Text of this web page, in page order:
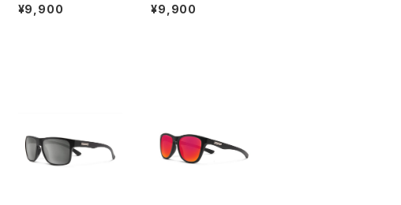
AY GREEN
¥9,900
ORTOISE / GRAY GR
EEN
¥9,900